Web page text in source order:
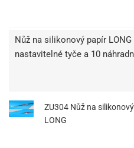
Nůž na silikonový papír
nastavitelné tyče a 10
ZU304 Nůž na
LONG